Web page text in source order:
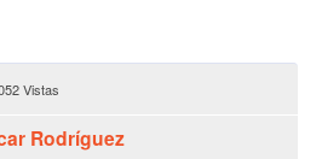
Vistas
Rodríguez